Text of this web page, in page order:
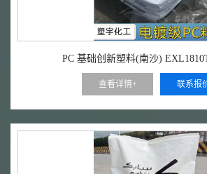
PC 基础创新塑料(南沙)
查看详情+ 联系报